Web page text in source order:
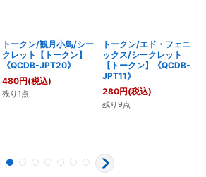
トークン/観月小鳥/シー
クレット【トークン】
《QCDB-JPT20》
480円(税込)
残り1点
トークン/エド・フェニ
ックス/シークレット
【トークン】《QCDB-
JPT11》
280円(税込)
残り9点